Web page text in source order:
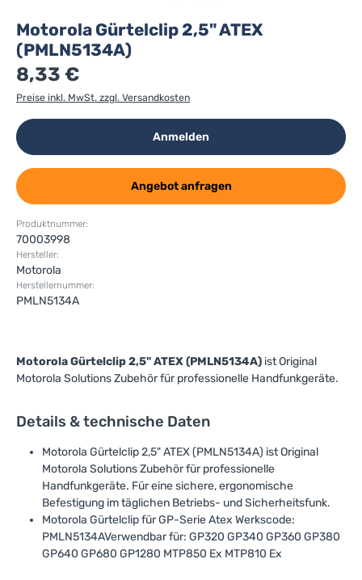
Motorola Gürtelclip 2,5" ATEX
(PMLN5134A)
8,33 €
Preise inkl. MwSt. zzgl. Versandkosten
Anmelden
Angebot anfragen
Produktnummer:
70003998
Hersteller:
Motorola
Herstellernummer:
PMLN5134A
Motorola Gürtelclip 2,5" ATEX (PMLN5134A) ist Original
Motorola Solutions Zubehör für professionelle Handfunkgeräte.
Details & technische Daten
Motorola Gürtelclip 2,5" ATEX (PMLN5134A) ist Original
Motorola Solutions Zubehör für professionelle
Handfunkgeräte. Für eine sichere, ergonomische
Befestigung im täglichen Betriebs- und Sicherheitsfunk.
Motorola Gürtelclip für GP-Serie Atex Werkscode:
PMLN5134AVerwendbar für: GP320 GP340 GP360 GP380
GP640 GP680 GP1280 MTP850 Ex MTP810 Ex